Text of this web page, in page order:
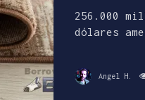
256.000
dólares
Angel H.